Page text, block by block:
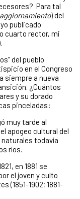
Para tal
aggiornamiento) del
publicado
cuarto rector, mi
del pueblo
en el Congreso
siempre a nueva
¿Cuántos
y su dorado
pinceladas:
muy tarde al
apogeo cultural del
todavía
ríos.
en 1881 se
el joven y culto
(1851-1902; 1881-